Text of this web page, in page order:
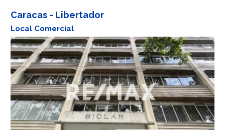
Caracas - Libertador
Local Comercial